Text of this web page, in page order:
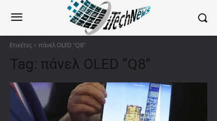
Ετικέτες πάνελ OLED “Q8”
Tag: πάνελ OLED “Q8”